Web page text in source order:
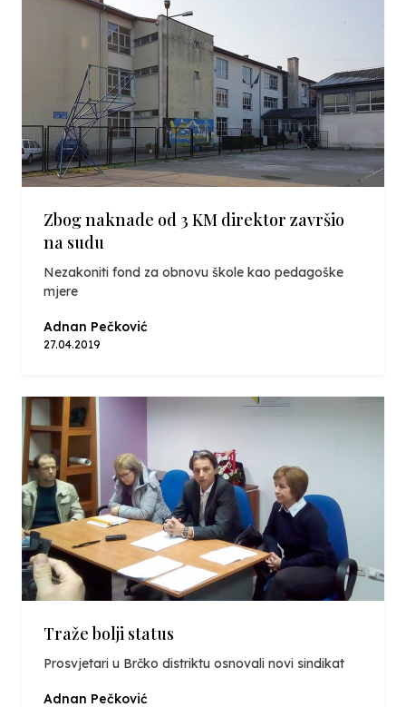
Zbog naknade od 3 KM direktor završio
na sudu
Nezakoniti fond za obnovu škole kao pedagoške
mjere
Adnan Pečković
27.04.2019
Traže bolji status
Prosvjetari u Brčko distriktu osnovali novi sindikat
Adnan Pečković